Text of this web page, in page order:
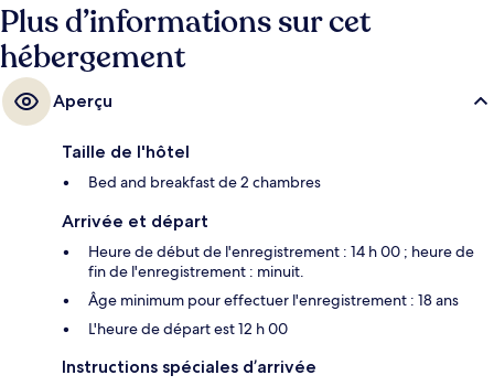
Plus d’informations sur cet
hébergement
Aperçu
Taille de l'hôtel
Bed and breakfast de 2 chambres
Arrivée et départ
Heure de début de l'enregistrement : 14 h 00 ; heure de
fin de l'enregistrement : minuit.
Âge minimum pour effectuer l'enregistrement : 18 ans
L'heure de départ est 12 h 00
Instructions spéciales d’arrivée